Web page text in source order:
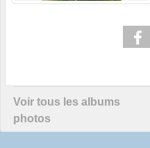
Voir tous les albums
photos